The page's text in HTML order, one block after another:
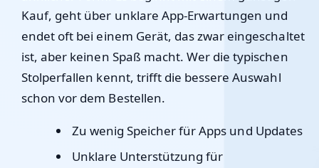
Kauf, geht über unklare App-Erwartungen und
endet oft bei einem Gerät, das zwar eingeschaltet
ist, aber keinen Spaß macht. Wer die typischen
Stolperfallen kennt, trifft die bessere Auswahl
schon vor dem Bestellen.
Zu wenig Speicher für Apps und Updates
Unklare Unterstützung für